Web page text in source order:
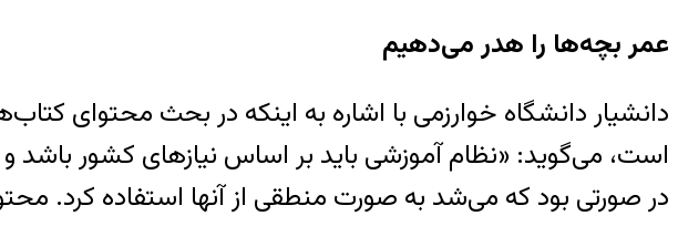
عمر بچه‌ها را هدر می‌دهیم
دانشیار دانشگاه خوارزمی با اشاره به اینکه در بحث محتوای
است، می‌گوید: «نظام آموزشی باید بر اساس نیازهای کشور باشد